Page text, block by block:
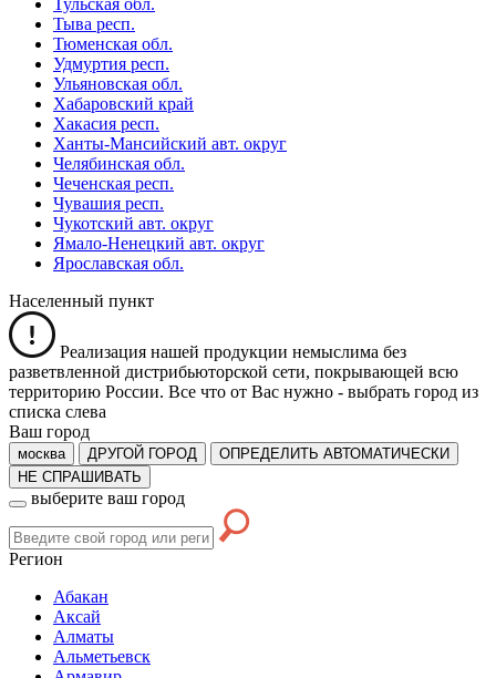
Тульская обл.
Тыва респ.
Тюменская обл.
Удмуртия респ.
Ульяновская обл.
Хабаровский край
Хакасия респ.
Ханты-Мансийский авт. округ
Челябинская обл.
Чеченская респ.
Чувашия респ.
Чукотский авт. округ
Ямало-Ненецкий авт. округ
Ярославская обл.
Населенный пункт
Реализация нашей продукции немыслима без
разветвленной дистрибьюторской сети, покрывающей всю
территорию России. Все что от Вас нужно - выбрать город из
списка слева
Ваш город
москва ДРУГОЙ ГОРОД
ОПРЕДЕЛИТЬ АВТОМАТИЧЕСКИ
НЕ СПРАШИВАТЬ
выберите ваш город
Регион
Абакан
Аксай
Алматы
Альметьевск